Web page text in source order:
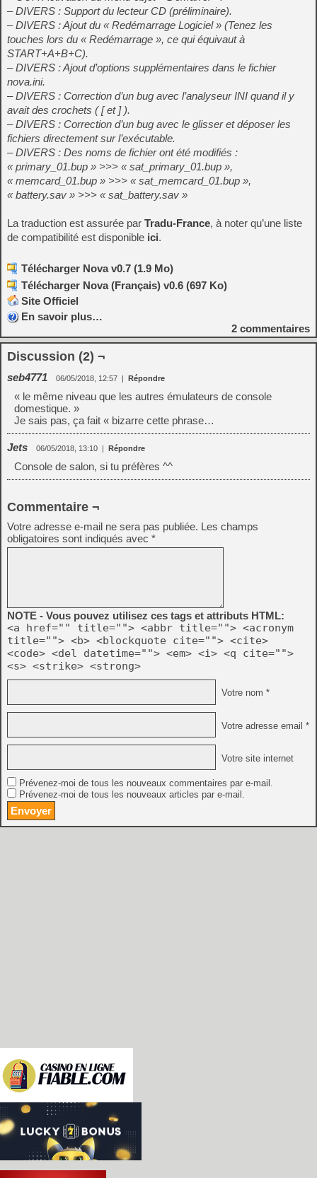
– DIVERS : Support du lecteur CD (préliminaire).
– DIVERS : Ajout du « Redémarrage Logiciel » (Tenez les
touches lors du « Redémarrage », ce qui équivaut à
START+A+B+C).
– DIVERS : Ajout d’options supplémentaires dans le fichier
nova.ini.
– DIVERS : Correction d’un bug avec l’analyseur INI quand il y
avait des crochets ( [ et ] ).
– DIVERS : Correction d’un bug avec le glisser et déposer les
fichiers directement sur l’exécutable.
– DIVERS : Des noms de fichier ont été modifiés :
« primary_01.bup » >>> « sat_primary_01.bup »,
« memcard_01.bup » >>> « sat_memcard_01.bup »,
« battery.sav » >>> « sat_battery.sav »
La traduction est assurée par Tradu-France, à noter qu’une liste
de compatibilité est disponible ici.
Télécharger Nova v0.7 (1.9 Mo)
Télécharger Nova (Français) v0.6 (697 Ko)
Site Officiel
En savoir plus…
2 commentaires
Discussion (2) ¬
seb4771 06/05/2018, 12:57 | Répondre
« le même niveau que les autres émulateurs de console
domestique. »
Je sais pas, ça fait « bizarre cette phrase…
Jets 06/05/2018, 13:10 | Répondre
Console de salon, si tu préfères ^^
Commentaire ¬
Votre adresse e-mail ne sera pas publiée. Les champs
obligatoires sont indiqués avec *
NOTE - Vous pouvez utilisez ces tags et attributs HTML:
<a href="" title=""> <abbr title=""> <acronym
title=""> <b> <blockquote cite=""> <cite>
<code> <del datetime=""> <em> <i> <q cite="">
<s> <strike> <strong>
Votre nom *
Votre adresse email *
Votre site internet
Prévenez-moi de tous les nouveaux commentaires par e-mail.
Prévenez-moi de tous les nouveaux articles par e-mail.